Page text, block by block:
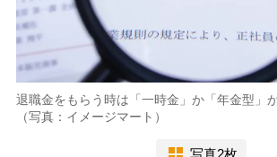
退職金をもらう時は「一時金」か「年金型」
（写真：イメージマート）
写真2枚